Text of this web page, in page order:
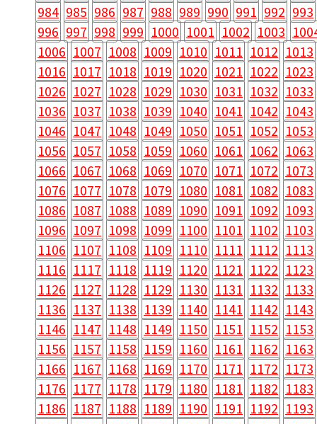
984 985 986 987 988 989 990 991 992 993
996 997 998 999 1000 1001 1002 1003
1006 1007 1008 1009 1010 1011 1012 1013
1016 1017 1018 1019 1020 1021 1022 1023
1026 1027 1028 1029 1030 1031 1032 1033
1036 1037 1038 1039 1040 1041 1042 1043
1046 1047 1048 1049 1050 1051 1052 1053
1056 1057 1058 1059 1060 1061 1062 1063
1066 1067 1068 1069 1070 1071 1072 1073
1076 1077 1078 1079 1080 1081 1082 1083
1086 1087 1088 1089 1090 1091 1092 1093
1096 1097 1098 1099 1100 1101 1102 1103
1106 1107 1108 1109 1110 1111 1112 1113
1116 1117 1118 1119 1120 1121 1122 1123
1126 1127 1128 1129 1130 1131 1132 1133
1136 1137 1138 1139 1140 1141 1142 1143
1146 1147 1148 1149 1150 1151 1152 1153
1156 1157 1158 1159 1160 1161 1162 1163
1166 1167 1168 1169 1170 1171 1172 1173
1176 1177 1178 1179 1180 1181 1182 1183
1186 1187 1188 1189 1190 1191 1192 1193